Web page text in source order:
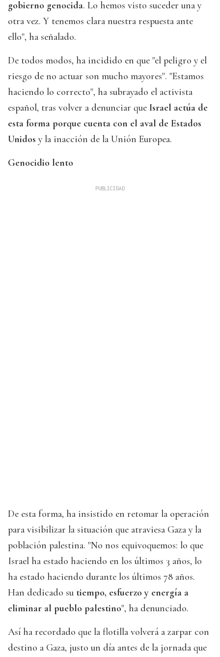
gobierno genocida. Lo hemos visto suceder una y
otra vez. Y tenemos clara nuestra respuesta ante
ello", ha señalado.
De todos modos, ha incidido en que "el peligro y el
riesgo de no actuar son mucho mayores". "Estamos
haciendo lo correcto", ha subrayado el activista
español, tras volver a denunciar que Israel actúa de
esta forma porque cuenta con el aval de Estados
Unidos y la inacción de la Unión Europea.
Genocidio lento
De esta forma, ha insistido en retomar la operación
para visibilizar la situación que atraviesa Gaza y la
población palestina. "No nos equivoquemos: lo que
Israel ha estado haciendo en los últimos 3 años, lo
ha estado haciendo durante los últimos 78 años.
Han dedicado su tiempo, esfuerzo y energía a
eliminar al pueblo palestino", ha denunciado.
Así ha recordado que la flotilla volverá a zarpar con
destino a Gaza, justo un día antes de la jornada que